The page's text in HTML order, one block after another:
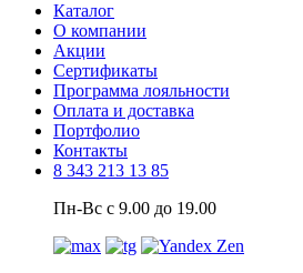
Каталог
О компании
Акции
Сертификаты
Программа лояльности
Оплата и доставка
Портфолио
Контакты
8 343 213 13 85
Пн-Вс с 9.00 до 19.00